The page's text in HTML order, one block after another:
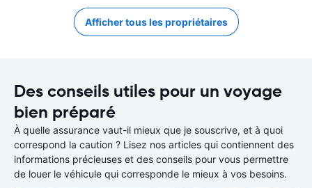
Afficher tous les propriétaires
Des conseils utiles pour un voyage
bien préparé
À quelle assurance vaut-il mieux que je souscrive, et à quoi
correspond la caution ? Lisez nos articles qui contiennent des
informations précieuses et des conseils pour vous permettre
de louer le véhicule qui corresponde le mieux à vos besoins.